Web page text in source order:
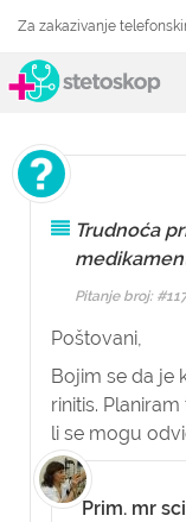
Za zakazivanje
Trudnoća
Pitanje broj:
Poštovani,
Bojim se da je
rinitis.
li se mogu
Prim. mr